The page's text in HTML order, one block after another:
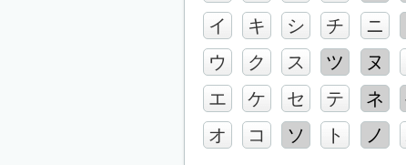
イ
ウ
エ
オ
キ
ク
ケ
コ
シ
ス
セ
ソ
チ
ツ
テ
ト
ニ
ヌ
ネ
ノ